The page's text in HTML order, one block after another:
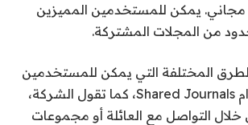
يمكن للمستخدمين المميزين
من المجلات المشتركة.
المختلفة التي يمكن للمستخدمين
من خلالها استخدام Shared Journals، كما تقول الشركة،
التواصل مع العائلة أو مجموعات